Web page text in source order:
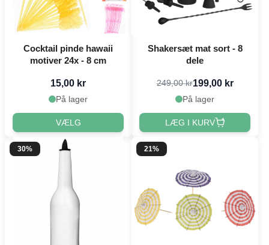
Cocktail pinde hawaii
motiver 24x - 8 cm
15,00 kr
På lager
VÆLG
Shakersæt mat sort - 8
dele
249,00 kr199,00 kr
På lager
LÆG I KURV
30% 21%